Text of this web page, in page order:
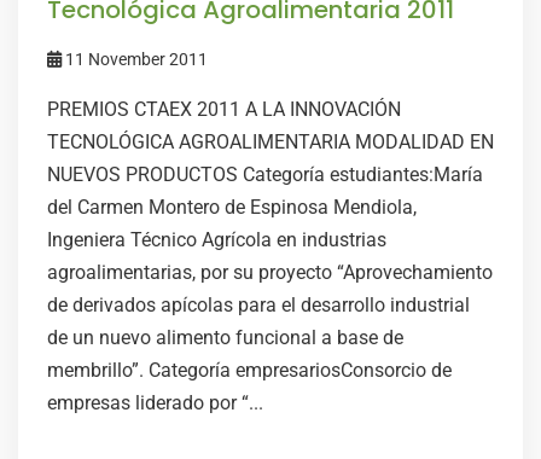
Tecnológica Agroalimentaria 2011
11 November 2011
PREMIOS CTAEX 2011 A LA INNOVACIÓN
TECNOLÓGICA AGROALIMENTARIA MODALIDAD EN
NUEVOS PRODUCTOS Categoría estudiantes:María
del Carmen Montero de Espinosa Mendiola,
Ingeniera Técnico Agrícola en industrias
agroalimentarias, por su proyecto “Aprovechamiento
de derivados apícolas para el desarrollo industrial
de un nuevo alimento funcional a base de
membrillo”. Categoría empresariosConsorcio de
empresas liderado por “...